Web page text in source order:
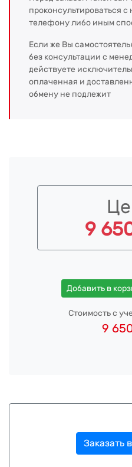
проконсультироваться
телефону либо иным
Если же Вы
без консультации с
действуете
оплаченная и
обмену не подлежит
9
Добавить в
Стоимость с
9
Заказать